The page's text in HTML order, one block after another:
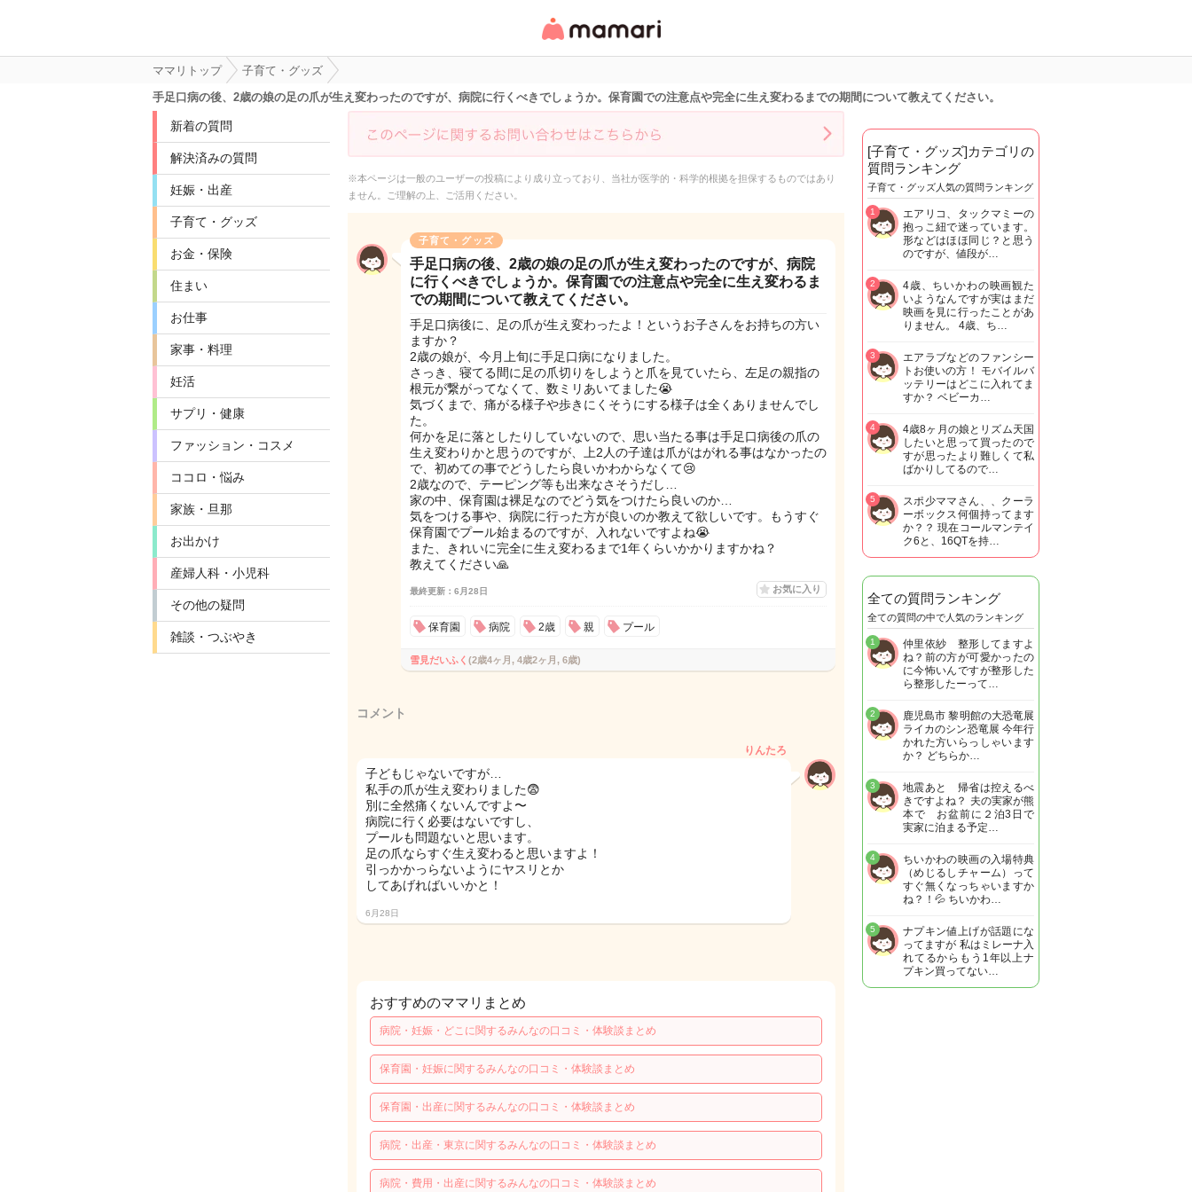
リ・情報サイト
ママリトップ
子育て・グッズ
手足口病の後、2歳の娘の足の爪が生え変わったのですが、病院に行くべきでしょうか。保育園での注意点や完全に生え変わるまでの期間について教えてください。
新着の質問
解決済みの質問
妊娠・出産
子育て・グッズ
お金・保険
住まい
お仕事
家事・料理
妊活
サプリ・健康
ファッション・コスメ
ココロ・悩み
家族・旦那
お出かけ
産婦人科・小児科
その他の疑問
雑談・つぶやき
※本ページは一般のユーザーの投稿により成り立っており、当社が医学的・科学的根拠を担保するものではあり
ません。ご理解の上、ご活用ください。
子育て・グッズ
手足口病の後、2歳の娘の足の爪が生え変わったのですが、病院
に行くべきでしょうか。保育園での注意点や完全に生え変わるま
での期間について教えてください。
手足口病後に、足の爪が生え変わったよ！というお子さんをお持ちの方い
ますか？
2歳の娘が、今月上旬に手足口病になりました。
さっき、寝てる間に足の爪切りをしようと爪を見ていたら、左足の親指の
根元が繋がってなくて、数ミリあいてました😭
気づくまで、痛がる様子や歩きにくそうにする様子は全くありませんでし
た。
何かを足に落としたりしていないので、思い当たる事は手足口病後の爪の
生え変わりかと思うのですが、上2人の子達は爪がはがれる事はなかったの
で、初めての事でどうしたら良いかわからなくて😢
2歳なので、テーピング等も出来なさそうだし…
家の中、保育園は裸足なのでどう気をつけたら良いのか…
気をつける事や、病院に行った方が良いのか教えて欲しいです。もうすぐ
保育園でプール始まるのですが、入れないですよね😭
また、きれいに完全に生え変わるまで1年くらいかかりますかね？
教えてください🙏
最終更新：6月28日 お気に入り
保育園 病院 2歳 親 プール
雪見だいふく (2歳4ヶ月, 4歳2ヶ月, 6歳)
コメント
りんたろ
子どもじゃないですが…
私手の爪が生え変わりました😨
別に全然痛くないんですよ〜
病院に行く必要はないですし、
プールも問題ないと思います。
足の爪ならすぐ生え変わると思いますよ！
引っかかっらないようにヤスリとか
してあげればいいかと！
6月28日
おすすめのママリまとめ
病院・妊娠・どこに関するみんなの口コミ・体験談まとめ
保育園・妊娠に関するみんなの口コミ・体験談まとめ
保育園・出産に関するみんなの口コミ・体験談まとめ
病院・出産・東京に関するみんなの口コミ・体験談まとめ
病院・費用・出産に関するみんなの口コミ・体験談まとめ
[子育て・グッズ]カテゴリの
質問ランキング
子育て・グッズ人気の質問ランキング
エアリコ、タックマミーの
抱っこ紐で迷っています。
形などはほほ同じ？と思う
のですが、値段が…
1
4歳、ちいかわの映画観た
いようなんですが実はまだ
映画を見に行ったことがあ
りません。 4歳、ち…
2
エアラブなどのファンシー
トお使いの方！ モバイルバ
ッテリーはどこに入れてま
すか？ ベビーカ…
3
4歳8ヶ月の娘とリズム天国
したいと思って買ったので
すが思ったより難しくて私
ばかりしてるので…
4
スポ少ママさん、、クーラ
ーボックス何個持ってます
か？？ 現在コールマンテイ
ク6と、16QTを持…
5
全ての質問ランキング
全ての質問の中で人気のランキング
仲里依紗 整形してますよ
ね？前の方が可愛かったの
に今怖いんですが整形した
ら整形したーって…
1
鹿児島市 黎明館の大恐竜展
ライカのシン恐竜展 今年行
かれた方いらっしゃいます
か？ どちらか…
2
地震あと 帰省は控えるべ
きですよね？ 夫の実家が熊
本で お盆前に２泊3日で
実家に泊まる予定…
3
ちいかわの映画の入場特典
（めじるしチャーム）って
すぐ無くなっちゃいますか
ね？！💦 ちいかわ…
4
ナプキン値上げが話題にな
ってますが 私はミレーナ入
れてるからもう1年以上ナ
プキン買ってない…
5